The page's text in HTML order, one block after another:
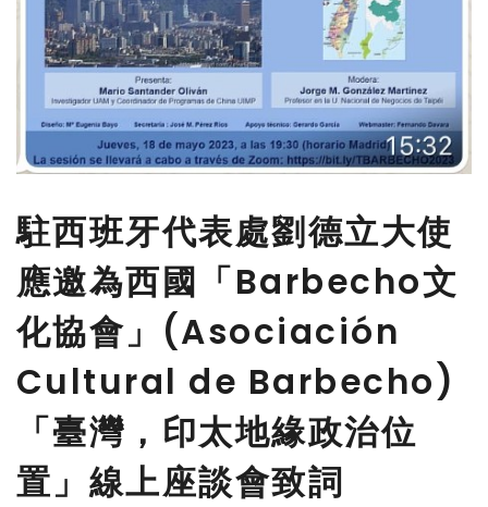
駐西班牙代表處劉德立大使
應邀為西國「Barbecho文
化協會」(Asociación
Cultural de Barbecho)
「臺灣，印太地緣政治位
置」線上座談會致詞